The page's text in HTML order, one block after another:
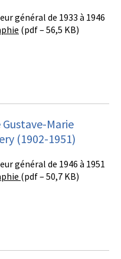
général de 1933 à 1946
(pdf – 56,5 KB)
Gustave-Marie
(1902-1951)
général de 1946 à 1951
(pdf – 50,7 KB)